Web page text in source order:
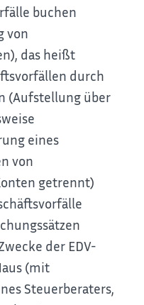
buchen
von
das heißt
durch
(Aufstellung über
eines
von
getrennt)
der EDV-
(mit
Steuerberaters,